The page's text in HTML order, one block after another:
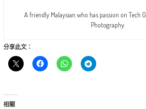
A friendly Malaysian who has passion on Tech
Photography.
分享此文：
相關